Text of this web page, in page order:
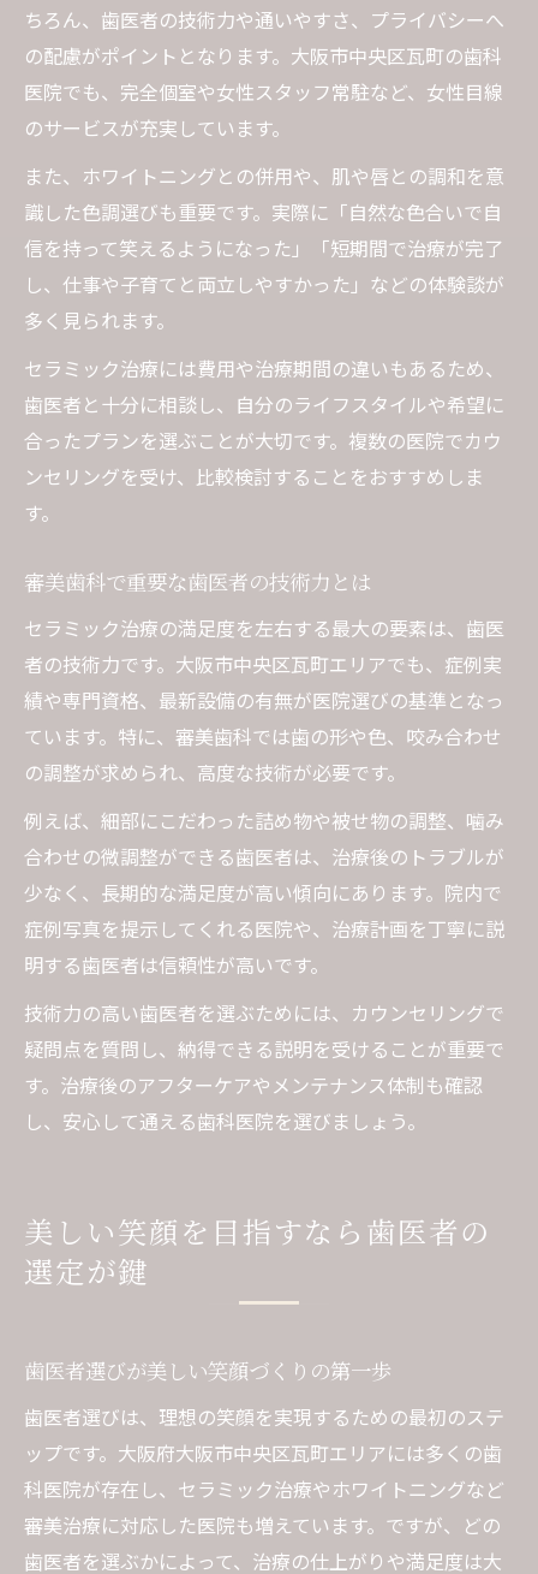
ちろん、歯医者の技術力や通いやすさ、プライバシーへ
の配慮がポイントとなります。大阪市中央区瓦町の歯科
医院でも、完全個室や女性スタッフ常駐など、女性目線
のサービスが充実しています。
また、ホワイトニングとの併用や、肌や唇との調和を意
識した色調選びも重要です。実際に「自然な色合いで自
信を持って笑えるようになった」「短期間で治療が完了
し、仕事や子育てと両立しやすかった」などの体験談が
多く見られます。
セラミック治療には費用や治療期間の違いもあるため、
歯医者と十分に相談し、自分のライフスタイルや希望に
合ったプランを選ぶことが大切です。複数の医院でカウ
ンセリングを受け、比較検討することをおすすめしま
す。
審美歯科で重要な歯医者の技術力とは
セラミック治療の満足度を左右する最大の要素は、歯医
者の技術力です。大阪市中央区瓦町エリアでも、症例実
績や専門資格、最新設備の有無が医院選びの基準となっ
ています。特に、審美歯科では歯の形や色、咬み合わせ
の調整が求められ、高度な技術が必要です。
例えば、細部にこだわった詰め物や被せ物の調整、噛み
合わせの微調整ができる歯医者は、治療後のトラブルが
少なく、長期的な満足度が高い傾向にあります。院内で
症例写真を提示してくれる医院や、治療計画を丁寧に説
明する歯医者は信頼性が高いです。
技術力の高い歯医者を選ぶためには、カウンセリングで
疑問点を質問し、納得できる説明を受けることが重要で
す。治療後のアフターケアやメンテナンス体制も確認
し、安心して通える歯科医院を選びましょう。
美しい笑顔を目指すなら歯医者の
選定が鍵
歯医者選びが美しい笑顔づくりの第一歩
歯医者選びは、理想の笑顔を実現するための最初のステ
ップです。大阪府大阪市中央区瓦町エリアには多くの歯
科医院が存在し、セラミック治療やホワイトニングなど
審美治療に対応した医院も増えています。ですが、どの
歯医者を選ぶかによって、治療の仕上がりや満足度は大